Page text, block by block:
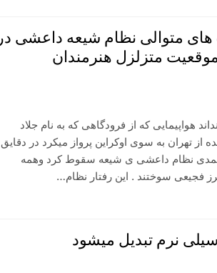
های متوالی نظام شیعه داعشی در
موقعیت متزلزل هنرمندان
هواپیمایی که از فرودگاهی که به نام جلاد
از تهران به سوی اوکراین پرواز میکرد در دقایق
نظام داعشی ی شیعه سقوط کرد وهمه
فجیعی سوختند . این رفتار نظام…
نرم تبدیل میشود